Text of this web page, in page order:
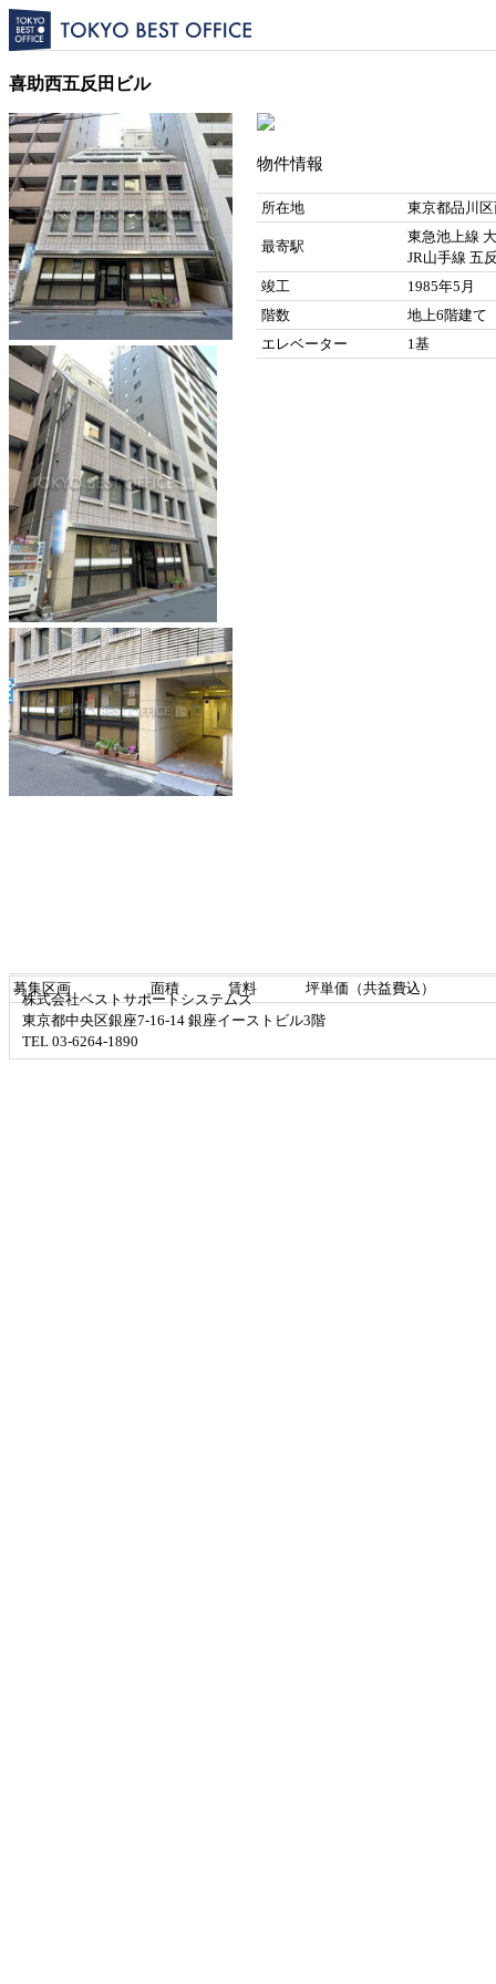
喜助西五反田ビル
物件情報
所在地 東京都品川
最寄駅
東急池上線
JR山手線 五
竣工
1985年5月
階数
地上6階建て
エレベーター
1基
募集区画 面積 賃料 坪単価（共益費込）
株式会社ベストサポートシステムズ
東京都中央区銀座7-16-14 銀座イーストビル3階
TEL 03-6264-1890